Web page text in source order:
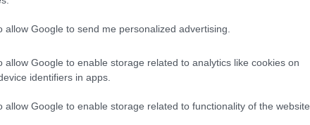
allow Google to send me personalized advertising.
allow Google to enable storage related to analytics like cookies on
identifiers in apps.
allow Google to enable storage related to functionality of the website
praticamente ogni angolo del nostro
Governance di FiberCop, afferma che
numerico”. E ha ragione! I dati non
e sta aiutando l’Italia a raggiungere gli
altri è super curioso di sapere come questi
👀